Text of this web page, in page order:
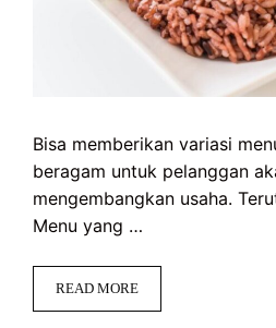
Bisa memberikan variasi
beragam untuk pelanggan
mengembangkan usaha.
Menu yang …
READ MORE